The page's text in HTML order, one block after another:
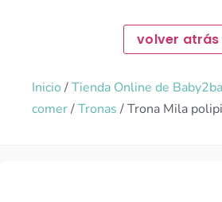
Inicio /Tienda Online de
comer/Tronas / Trona Mila